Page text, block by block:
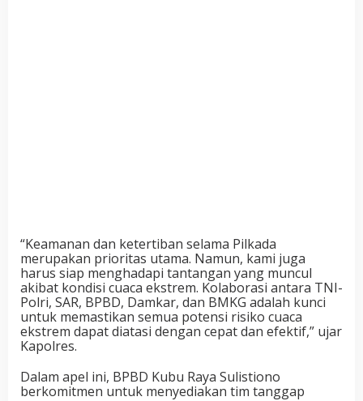
“Keamanan dan ketertiban selama Pilkada
merupakan prioritas utama. Namun, kami juga
harus siap menghadapi tantangan yang muncul
akibat kondisi cuaca ekstrem. Kolaborasi antara TNI-
Polri, SAR, BPBD, Damkar, dan BMKG adalah kunci
untuk memastikan semua potensi risiko cuaca
ekstrem dapat diatasi dengan cepat dan efektif,” ujar
Kapolres.
Dalam apel ini, BPBD Kubu Raya Sulistiono
berkomitmen untuk menyediakan tim tanggap